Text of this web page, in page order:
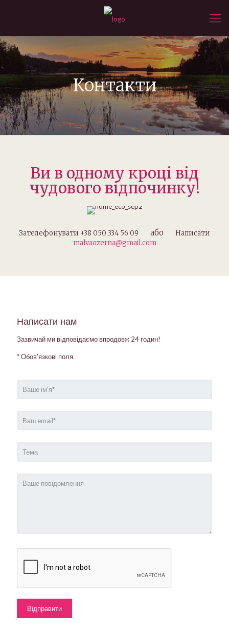
Контакти
Ви в одному кроці від
чудового відпочинку!
Зателефонувати +38 050 334 56 09 або
Написати
malvaozerna@gmail.com
Написати нам
Зазвичай ми відповідаємо впродовж 24 годин!
* Обов'язкові поля